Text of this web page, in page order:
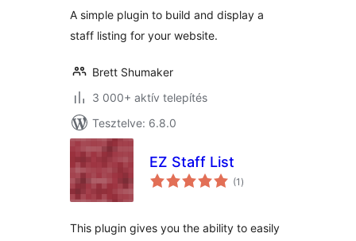
A simple plugin to build and display a
staff listing for your website.
Brett Shumaker
3 000+ aktív telepítés
Tesztelve: 6.8.0
EZ Staff List
(1 értékelés
összesen
)
This plugin gives you the ability to easily